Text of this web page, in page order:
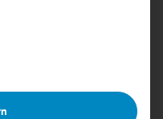
Fusionen
und Jubiläen
Gruppen, für die eine